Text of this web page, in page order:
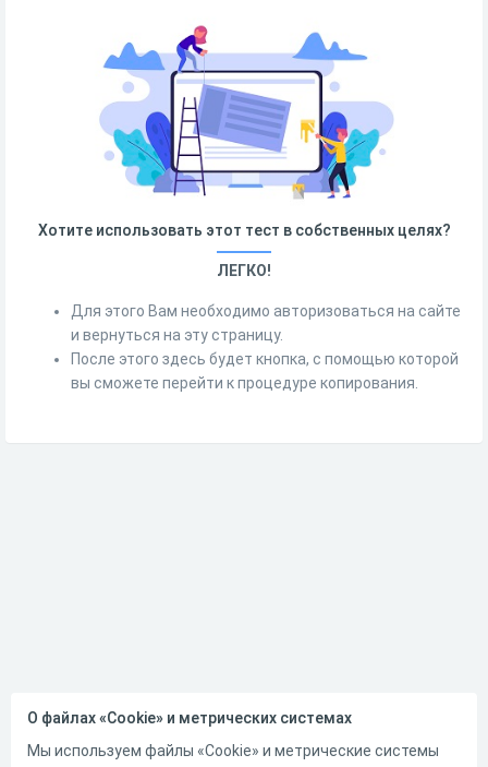
Хотите использовать этот тест в собственных целях?
ЛЕГКО!
Для этого Вам необходимо авторизоваться на сайте
и вернуться на эту страницу.
После этого здесь будет кнопка, с помощью которой
вы сможете перейти к процедуре копирования.
О файлах «Cookie» и метрических системах
Мы используем файлы «Cookie» и метрические системы